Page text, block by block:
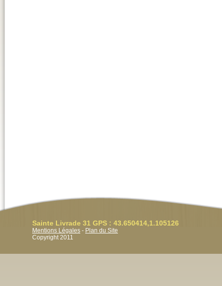
Sainte Livrade 31 GPS : 43.650414,1.105126
Mentions Légales - Plan du Site
Copyright 2011